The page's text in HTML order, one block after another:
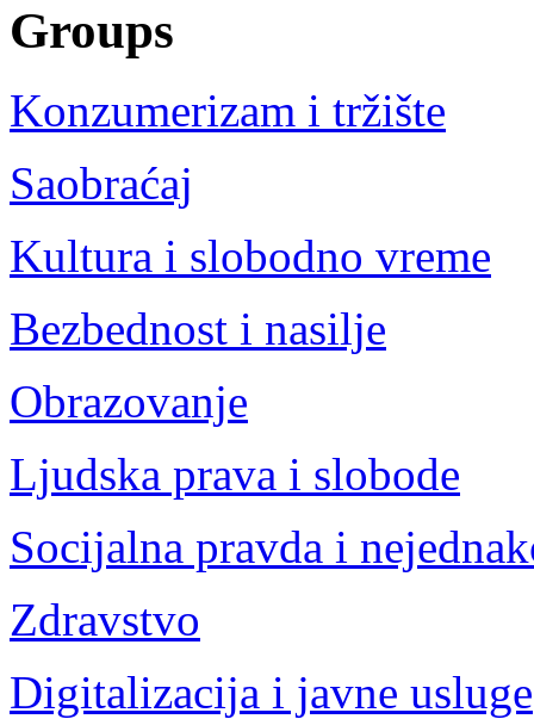
Groups
Konzumerizam i tržište
Saobraćaj
Kultura i slobodno vreme
Bezbednost i nasilje
Obrazovanje
Ljudska prava i slobode
Socijalna pravda i
Zdravstvo
Digitalizacija i javne usluge